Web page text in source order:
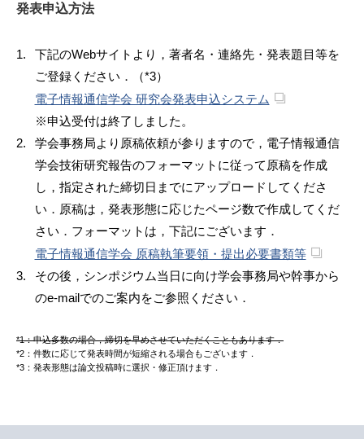
発表申込方法
下記のWebサイトより，著者名・連絡先・発表題目等を
ご登録ください．（*3）
電子情報通信学会 研究会発表申込システム
※申込受付は終了しました。
学会事務局より原稿依頼が参りますので，電子情報通信
学会技術研究報告のフォーマットに従って原稿を作成
し，指定された締切日までにアップロードしてくださ
い．原稿は，発表形態に応じたページ数で作成してくだ
さい．フォーマットは，下記にございます．
電子情報通信学会 原稿執筆要領・提出必要書類等
その後，シンポジウム当日に向け学会事務局や幹事から
のe-mailでのご案内をご参照ください．
*1：申込多数の場合，締切を早めさせていただくこともあります．
*2：件数に応じて発表時間が短縮される場合もございます．
*3：発表形態は論文投稿時に選択・修正頂けます．